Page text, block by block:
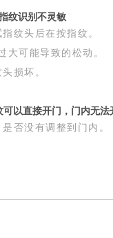
纹识别不灵敏
纹头后在按指纹。
大可能导致的松动。
损坏。
以直接开门，门内无法
否没有调整到门内。